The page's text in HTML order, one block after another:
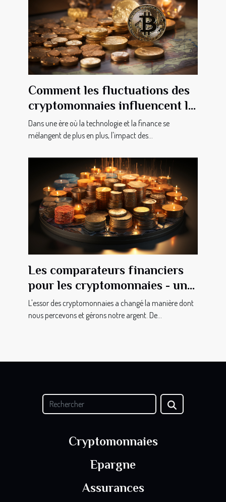
Comment les fluctuations des
cryptomonnaies influencent le
marché immobilier aux États-
Unis
Dans une ère où la technologie et la finance se
mélangent de plus en plus, l'impact des...
Les comparateurs financiers
pour les cryptomonnaies - un
outil indispensable
L'essor des cryptomonnaies a changé la manière dont
nous percevons et gérons notre argent. De...
Cryptomonnaies
Epargne
Assurances